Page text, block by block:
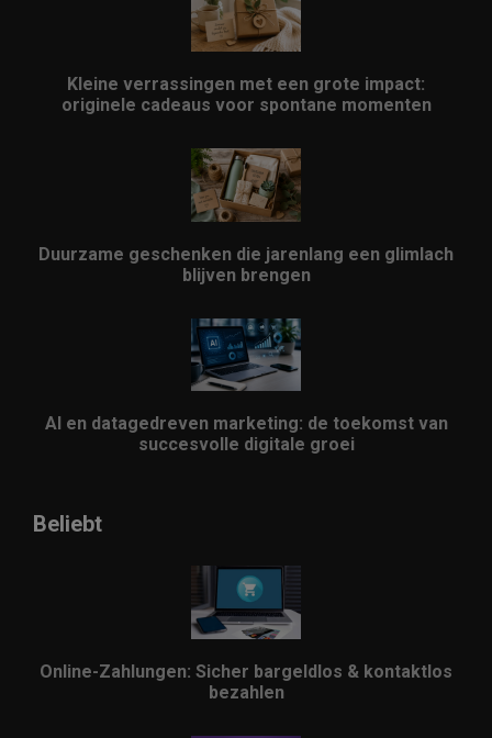
Kleine verrassingen met een grote impact:
originele cadeaus voor spontane momenten
Duurzame geschenken die jarenlang een glimlach
blijven brengen
AI en datagedreven marketing: de toekomst van
succesvolle digitale groei
Beliebt
Online-Zahlungen: Sicher bargeldlos & kontaktlos
bezahlen